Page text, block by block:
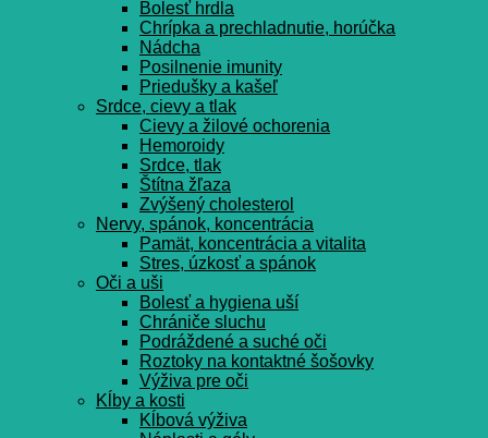
Bolesť hrdla
Chrípka a prechladnutie, horúčka
Nádcha
Posilnenie imunity
Priedušky a kašeľ
Srdce, cievy a tlak
Cievy a žilové ochorenia
Hemoroidy
Srdce, tlak
Štítna žľaza
Zvýšený cholesterol
Nervy, spánok, koncentrácia
Pamät, koncentrácia a vitalita
Stres, úzkosť a spánok
Oči a uši
Bolesť a hygiena uší
Chrániče sluchu
Podráždené a suché oči
Roztoky na kontaktné šošovky
Výživa pre oči
Kĺby a kosti
Kĺbová výživa